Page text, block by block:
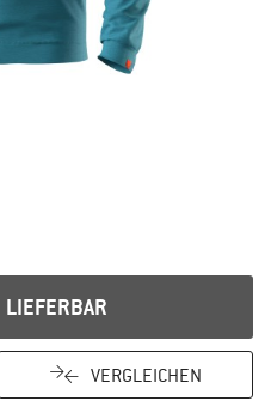
LIEFERBAR
VERGLEICHEN